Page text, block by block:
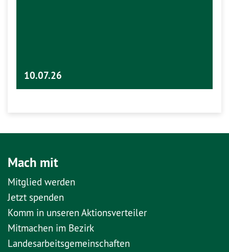
10.07.26
Mach mit
Mitglied werden
Jetzt spenden
Komm in unseren Aktionsverteiler
Mitmachen im Bezirk
Landesarbeitsgemeinschaften